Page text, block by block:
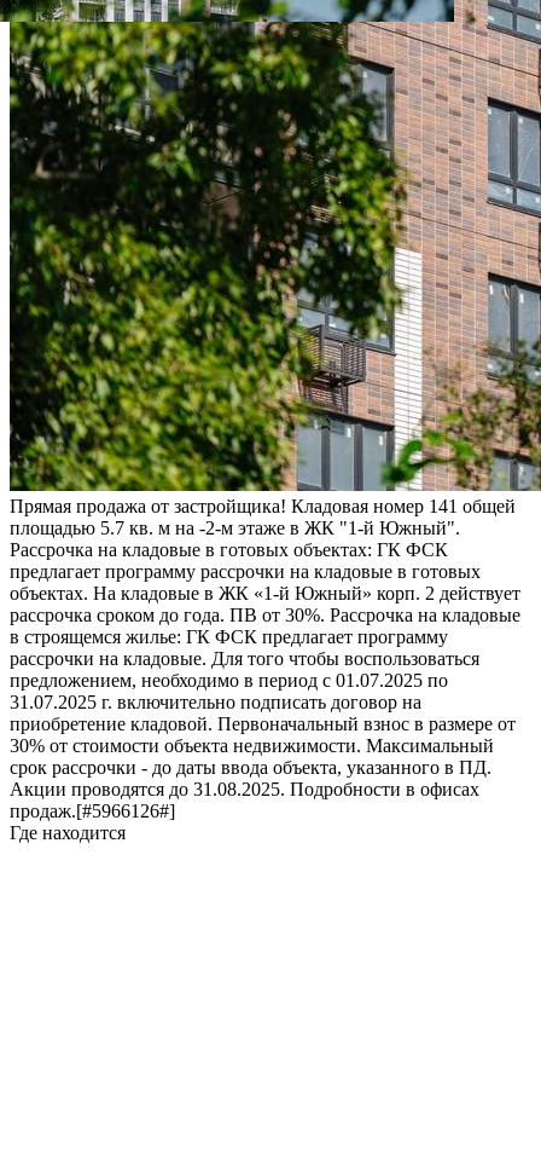
Прямая продажа от застройщика! Кладовая номер 141 общей
площадью 5.7 кв. м на -2-м этаже в ЖК "1-й Южный".
Рассрочка на кладовые в готовых объектах: ГК ФСК
предлагает программу рассрочки на кладовые в готовых
объектах. На кладовые в ЖК «1-й Южный» корп. 2 действует
рассрочка сроком до года. ПВ от 30%. Рассрочка на кладовые
в строящемся жилье: ГК ФСК предлагает программу
рассрочки на кладовые. Для того чтобы воспользоваться
предложением, необходимо в период с 01.07.2025 по
31.07.2025 г. включительно подписать договор на
приобретение кладовой. Первоначальный взнос в размере от
30% от стоимости объекта недвижимости. Максимальный
срок рассрочки - до даты ввода объекта, указанного в ПД.
Акции проводятся до 31.08.2025. Подробности в офисах
продаж.[#5966126#]
Где находится